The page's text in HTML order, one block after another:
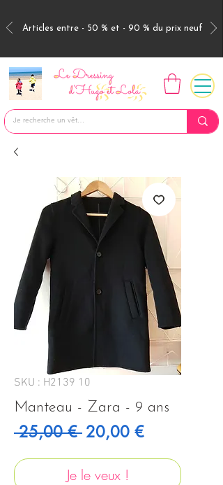
Articles entre - 50 % et - 90 % du prix neuf
SKU : H2139 10
Manteau - Zara - 9 ans
25,00 € Prix original
20,00 €Prix
Je le veux !